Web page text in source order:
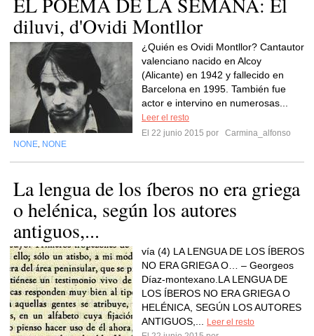
diluvi, d'Ovidi Montllor
¿Quién es Ovidi Montllor? Cantautor
valenciano nacido en Alcoy
(Alicante) en 1942 y fallecido en
Barcelona en 1995. También fue
actor e intervino en numerosas...
Leer el resto
El 22 junio 2015 por
Carmina_alfonso
NONE NONE
La lengua de los íberos no era griega
o helénica, según los autores
antiguos,...
vía (4) LA LENGUA DE LOS ÍBEROS
NO ERA GRIEGA O… – Georgeos
Díaz-montexano.LA LENGUA DE
LOS ÍBEROS NO ERA GRIEGA O
HELÉNICA, SEGÚN LOS AUTORES
ANTIGUOS,...
Leer el resto